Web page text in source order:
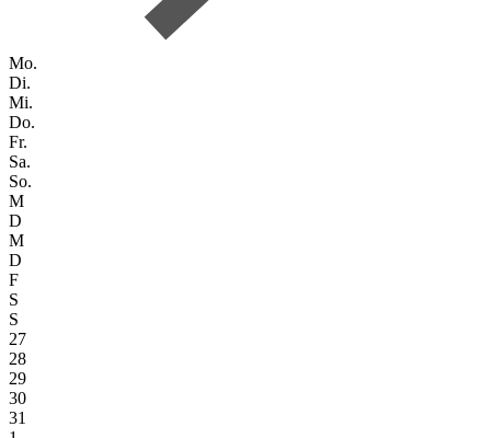
Mo.
Di.
Mi.
Do.
Fr.
Sa.
So.
M
D
M
D
F
S
S
27
28
29
30
31